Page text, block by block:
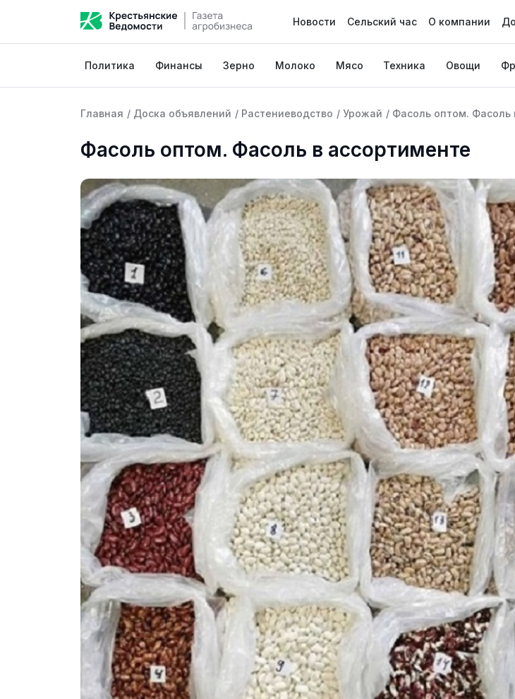
Новости Сельский час О компании
Политика Финансы Зерно Молоко Мясо Техника Овощи
Главная / Доска объявлений / Растениеводство / Урожай / Фасоль оптом. Фасоль
Фасоль оптом. Фасоль в ассортименте